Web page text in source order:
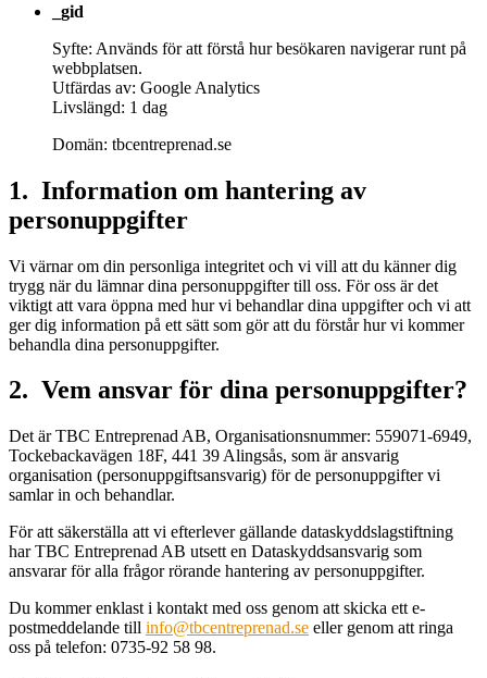
_gid
Syfte: Används för att förstå hur besökaren navigerar runt på
webbplatsen.
Utfärdas av: Google Analytics
Livslängd: 1 dag
Domän: tbcentreprenad.se
1. Information om hantering av
personuppgifter
Vi värnar om din personliga integritet och vi vill att du känner dig
trygg när du lämnar dina personuppgifter till oss. För oss är det
viktigt att vara öppna med hur vi behandlar dina uppgifter och vi att
ger dig information på ett sätt som gör att du förstår hur vi kommer
behandla dina personuppgifter.
2. Vem ansvar för dina personuppgifter?
Det är TBC Entreprenad AB, Organisationsnummer: 559071-6949,
Tockebackavägen 18F, 441 39 Alingsås, som är ansvarig
organisation (personuppgiftsansvarig) för de personuppgifter vi
samlar in och behandlar.
För att säkerställa att vi efterlever gällande dataskyddslagstiftning
har TBC Entreprenad AB utsett en Dataskyddsansvarig som
ansvarar för alla frågor rörande hantering av personuppgifter.
Du kommer enklast i kontakt med oss genom att skicka ett e-
postmeddelande till info@tbcentreprenad.se eller genom att ringa
oss på telefon: 0735-92 58 98.